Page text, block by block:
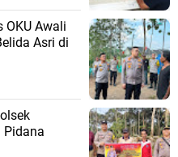
OKU Awali
Asri di
Pidana